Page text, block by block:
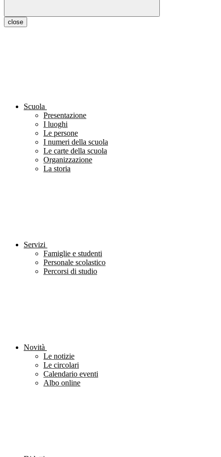
close
Scuola
Presentazione
I luoghi
Le persone
I numeri della scuola
Le carte della scuola
Organizzazione
La storia
Servizi
Famiglie e studenti
Personale scolastico
Percorsi di studio
Novità
Le notizie
Le circolari
Calendario eventi
Albo online